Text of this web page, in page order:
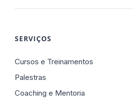
SERVIÇOS
Cursos e Treinamentos
Palestras
Coaching e Mentoria